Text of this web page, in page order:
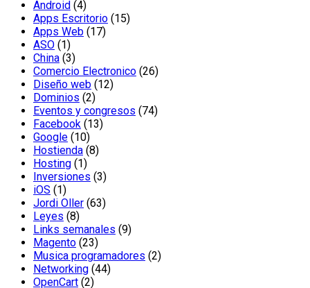
Android (4)
Apps Escritorio (15)
Apps Web (17)
ASO (1)
China (3)
Comercio Electronico (26)
Diseño web (12)
Dominios (2)
Eventos y congresos (74)
Facebook (13)
Google (10)
Hostienda (8)
Hosting (1)
Inversiones (3)
iOS (1)
Jordi Oller (63)
Leyes (8)
Links semanales (9)
Magento (23)
Musica programadores (2)
Networking (44)
OpenCart (2)